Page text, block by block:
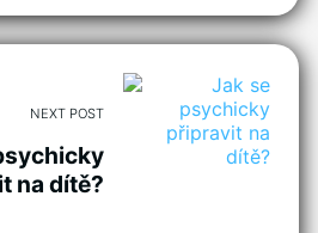
NEXT POST
na dítě?